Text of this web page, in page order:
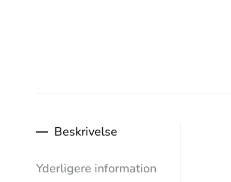
Beskrivelse
Yderligere information